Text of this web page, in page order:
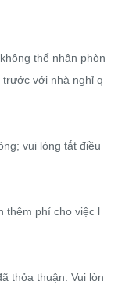
thể nhận phòn
với nhà nghỉ q
vui lòng tắt điều
thêm phí cho việc l
thỏa thuận. Vui lòn